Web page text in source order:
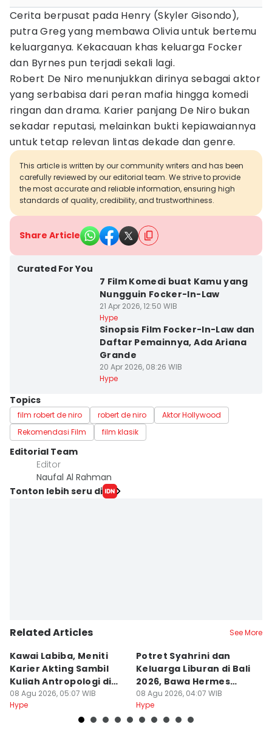
Cerita berpusat pada Henry (Skyler Gisondo),
putra Greg yang membawa Olivia untuk bertemu
keluarganya. Kekacauan khas keluarga Focker
dan Byrnes pun terjadi sekali lagi.
Robert De Niro menunjukkan dirinya sebagai aktor
yang serbabisa dari peran mafia hingga komedi
ringan dan drama. Karier panjang De Niro bukan
sekadar reputasi, melainkan bukti kepiawaiannya
untuk tetap relevan lintas dekade dan genre.
This article is written by our community writers and has been
carefully reviewed by our editorial team. We strive to provide
the most accurate and reliable information, ensuring high
standards of quality, credibility, and trustworthiness.
Share Article
Curated For You
7 Film Komedi buat Kamu yang
Nungguin Focker-In-Law
21 Apr 2026, 12:50 WIB
Hype
Sinopsis Film Focker-In-Law dan
Daftar Pemainnya, Ada Ariana
Grande
20 Apr 2026, 08:26 WIB
Hype
Topics
film robert de niro robert de niro
Aktor Hollywood
Rekomendasi Film
film klasik
Editorial Team
Editor
Naufal Al Rahman
Tonton lebih seru di
Related Articles See More
Kawai Labiba, Meniti
Karier Akting Sambil
Kuliah Antropologi di
Jogja
08 Agu 2026, 05:07 WIB
Hype
Potret Syahrini dan
Keluarga Liburan di Bali
2026, Bawa Hermes
Mantai
08 Agu 2026, 04:07 WIB
Hype